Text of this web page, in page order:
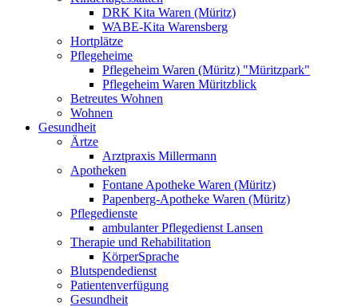
DRK Kita Waren (Müritz)
WABE-Kita Warensberg
Hortplätze
Pflegeheime
Pflegeheim Waren (Müritz) "Müritzpark"
Pflegeheim Waren Müritzblick
Betreutes Wohnen
Wohnen
Gesundheit
Ärtze
Arztpraxis Millermann
Apotheken
Fontane Apotheke Waren (Müritz)
Papenberg-Apotheke Waren (Müritz)
Pflegedienste
ambulanter Pflegedienst Lansen
Therapie und Rehabilitation
KörperSprache
Blutspendedienst
Patientenverfügung
Gesundheit